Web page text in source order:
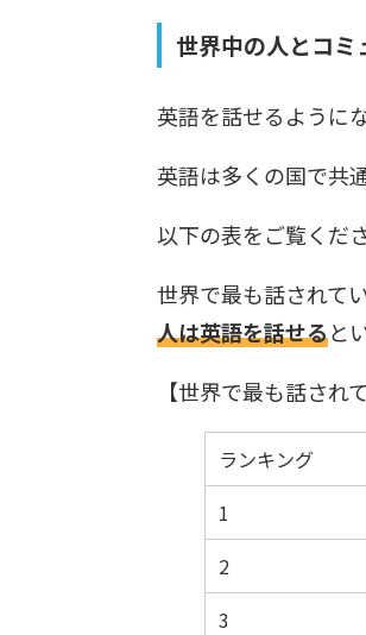
世界中の人とコ
英語を話せるように
英語は多くの国で共
以下の表をご覧くださ
世界で最も話されて
人は英語を話せると
【世界で最も話され
ランキング
1
2
3